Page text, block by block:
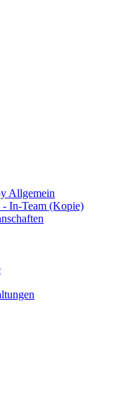
Allgemein
In-Team (Kopie)